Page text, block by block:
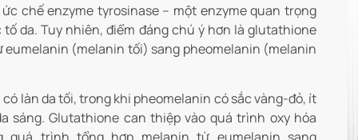
chế enzyme tyrosinase – một enzyme quan trọng
da. Tuy nhiên, điểm đáng chú ý hơn là glutathione
(melanin tối) sang pheomelanin (melanin
làn da tối, trong khi pheomelanin có sắc vàng-đỏ, ít
Glutathione can thiệp vào quá trình oxy hóa